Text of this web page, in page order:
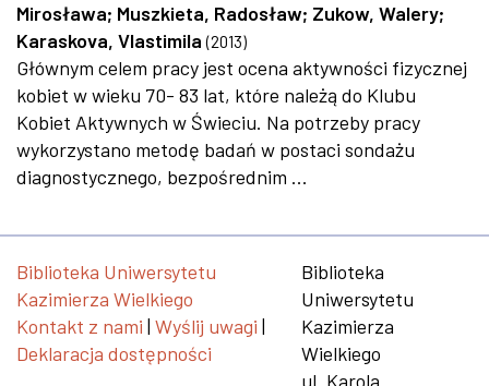
Mirosława; Muszkieta, Radosław; Zukow, Walery;
Karaskova, Vlastimila (2013)
Głównym celem pracy jest ocena aktywności fizycznej
kobiet w wieku 70- 83 lat, które należą do Klubu
Kobiet Aktywnych w Świeciu. Na potrzeby pracy
wykorzystano metodę badań w postaci sondażu
diagnostycznego, bezpośrednim ...
Biblioteka Uniwersytetu
Kazimierza Wielkiego
Kontakt z nami | Wyślij uwagi |
Deklaracja dostępności
Biblioteka
Uniwersytetu
Kazimierza
Wielkiego
ul. Karola